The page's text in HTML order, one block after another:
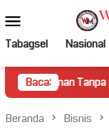
ke
kontenMobile
Tabagsel Nasional
Baca:Dasar Hukum
Beranda Bisnis